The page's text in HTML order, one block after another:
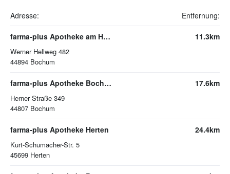
Adresse: Entfernung:
farma-plus Apotheke am Hellweg
Werner Hellweg 482
44894 Bochum
11.3km
farma-plus Apotheke Bochum-Riemke
Herner Straße 349
44807 Bochum
17.6km
farma-plus Apotheke Herten
Kurt-Schumacher-Str. 5
45699 Herten
24.4km